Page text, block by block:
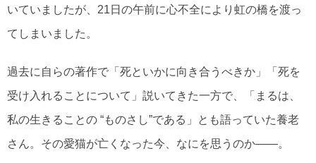
いていましたが、21日の午前に心不全により虹の橋を渡っ
てしまいました。
過去に自らの著作で「死といかに向き合うべきか」「死を
受け入れることについて」説いてきた一方で、「まるは、
私の生きることの “ものさし”である」とも語っていた養老
さん。その愛猫が亡くなった今、なにを思うのか――。